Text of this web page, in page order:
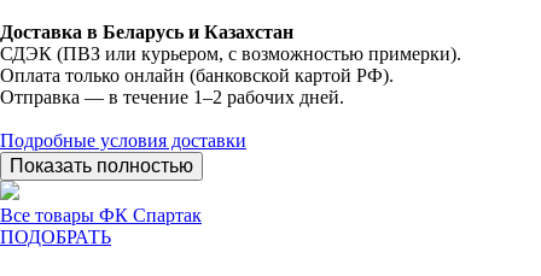
Доставка в Беларусь и Казахстан
СДЭК (ПВЗ или курьером, с возможностью примерки).
Оплата только онлайн (банковской картой РФ).
Отправка — в течение 1–2 рабочих дней.
Подробные условия доставки
Показать полностью
Все товары ФК Спартак
ПОДОБРАТЬ